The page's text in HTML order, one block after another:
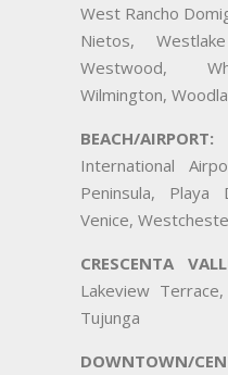
West Rancho
Nietos,
Westwood,
Wilmington,
BEACH/AIRPORT:
International
Peninsula,
Venice,
CRESCENTA
Lakeview
Tujunga
DOWNTOWN/